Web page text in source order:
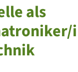
als